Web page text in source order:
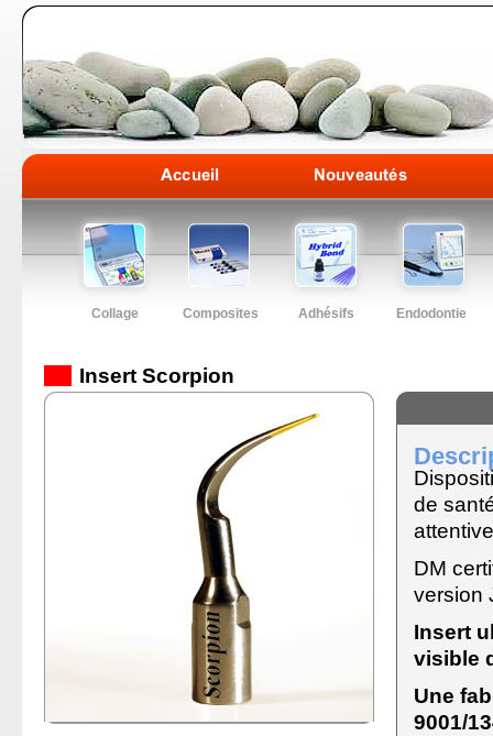
Collage Composites Adhésifs Endodontie
Insert Scorpion
de
DM
version
Insert
visible
Une
9001/